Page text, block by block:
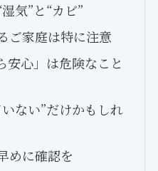
気”と“カビ”
ご家庭は特に注意
安心」は危険なこと
ない”だけかもしれ
めに確認を